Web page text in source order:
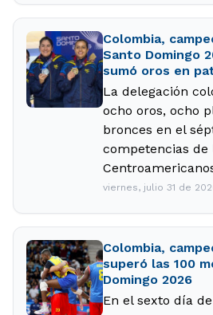
Colombia,
Santo Domingo
sumó oros en
La delegación
ocho oros, ocho
bronces en el
competencias de
viernes, julio 31 de
Colombia,
superó las 100
Domingo 2026
En el sexto día